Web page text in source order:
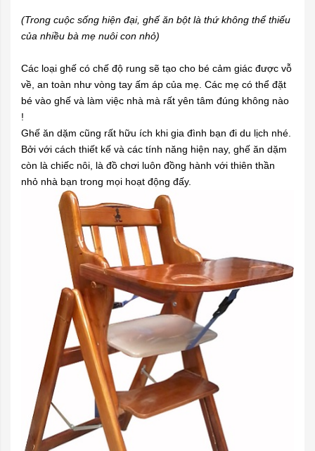
(Trong cuộc sống hiện đại, ghế ăn bột là thứ không thể thiếu
của nhiều bà mẹ nuôi con nhỏ)
Các loại ghế có chế độ rung sẽ tạo cho bé cảm giác được vỗ
về, an toàn như vòng tay ấm áp của mẹ. Các mẹ có thể đặt
bé vào ghế và làm việc nhà mà rất yên tâm đúng không nào
!
Ghế ăn dặm cũng rất hữu ích khi gia đình bạn đi du lịch nhé.
Bởi với cách thiết kế và các tính năng hiện nay, ghế ăn dặm
còn là chiếc nôi, là đồ chơi luôn đồng hành với thiên thần
nhỏ nhà bạn trong mọi hoạt động đấy.